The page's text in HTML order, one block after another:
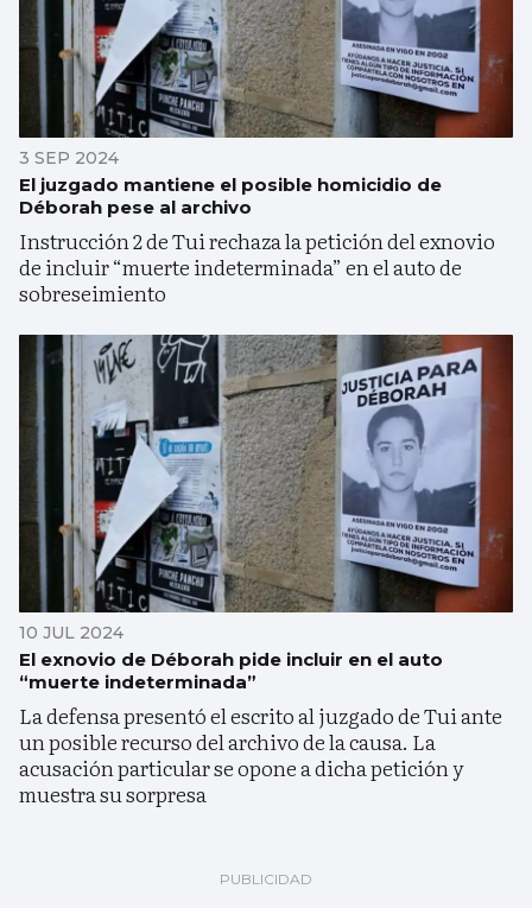
3 SEP 2024
El juzgado mantiene el posible homicidio de
Déborah pese al archivo
Instrucción 2 de Tui rechaza la petición del exnovio
de incluir “muerte indeterminada” en el auto de
sobreseimiento
10 JUL 2024
El exnovio de Déborah pide incluir en el auto
“muerte indeterminada”
La defensa presentó el escrito al juzgado de Tui ante
un posible recurso del archivo de la causa. La
acusación particular se opone a dicha petición y
muestra su sorpresa